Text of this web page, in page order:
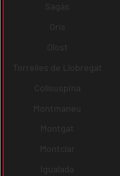
Sagàs
Orís
Olost
Torrelles de Llobregat
Collsuspina
Montmaneu
Montgat
Montclar
Igualada